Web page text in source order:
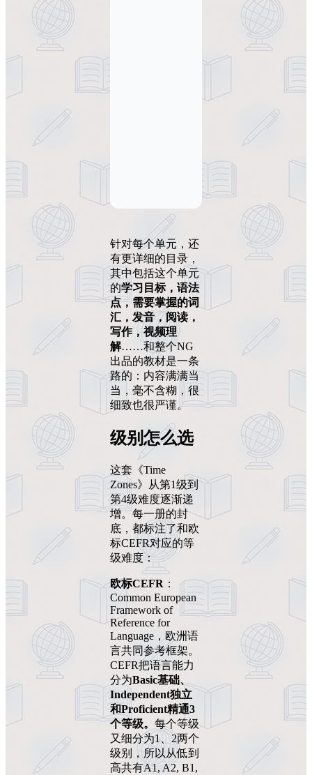
针对每个单元，还
有更详细的目录，
其中包括这个单元
的学习目标，语法
点，需要掌握的词
汇，发音，阅读，
写作，视频理
解……和整个NG
出品的教材是一条
路的：内容满满当
当，毫不含糊，很
细致也很严谨。
级别怎么选
这套《Time
Zones》从第1级到
第4级难度逐渐递
增。每一册的封
底，都标注了和欧
标CEFR对应的等
级难度：
欧标CEFR ：
Common European
Framework of
Reference for
Language，欧洲语
言共同参考框架。
CEFR把语言能力
分为Basic基础、
Independent独立
和Proficient精通3
个等级。 每个等级
又细分为1、2两个
级别，所以从低到
高共有A1, A2, B1,